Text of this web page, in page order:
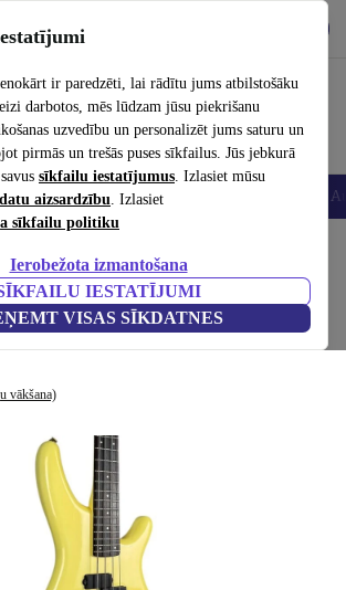
ir paredzēti, lai rādītu jums atbilstošāku
darbotos, mēs lūdzam jūsu piekrišanu
uzvedību un personalizēt jums saturu un
pirmās un trešās puses sīkfailus. Jūs jebkurā
sīkfailu iestatījumus. Izlasiet mūsu
aizsardzību. Izlasiet
sīkfailu politiku
Ierobežota izmantošana
IESTATĪJUMI
VISAS SĪKDATNES
ātri un viegli
datori Planšetes Viedpulksteņi
II Series Bass 1987 -
vākšana)